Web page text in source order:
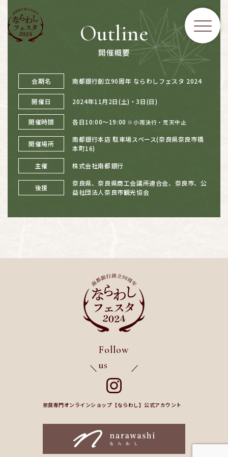
Outline
開催概要
会期名 南都銀行創立90周年 ならわしフェスタ 2024
開催日 2024年11月2日(土)・3日(日)
開催時間 各日10:00〜19:00 ※小雨決行・荒天中止
開催場所
南都銀行本店 駐車場スペース(奈良県奈良市橋
本町16)
主催 株式会社南都銀行
後援
奈良県、奈良県商工会議所連合会、奈良市、公
益社団法人奈良市観光協会
Follow
us
奈良専門オンラインショップ【ならわし】公式アカウント